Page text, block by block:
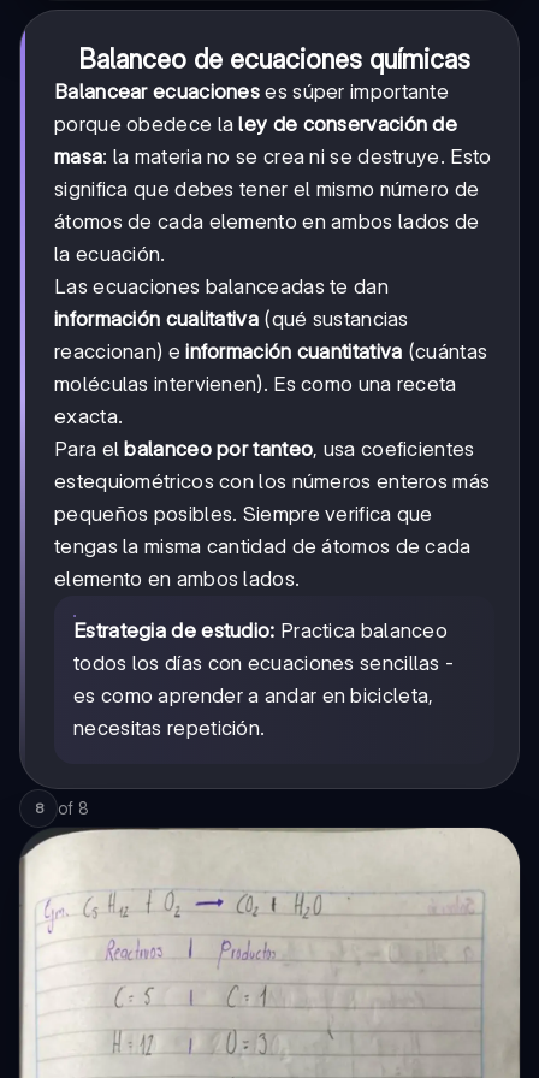
Balanceo de ecuaciones químicas
Balancear ecuaciones es súper importante
porque obedece laley de conservación de
masa: la materia no se crea ni se destruye. Esto
significa que debes tener el mismo número de
átomos de cada elemento en ambos lados de
la ecuación.
Las ecuaciones balanceadas te dan
información cualitativa(qué sustancias
reaccionan) einformación cuantitativa (cuántas
moléculas intervienen). Es como una receta
exacta.
Para elbalanceo por tanteo, usa coeficientes
estequiométricos con los números enteros más
pequeños posibles. Siempre verifica que
tengas la misma cantidad de átomos de cada
elemento en ambos lados.
Estrategia de estudio: Practica balanceo
todos los días con ecuaciones sencillas -
es como aprender a andar en bicicleta,
necesitas repetición.
8 of 8